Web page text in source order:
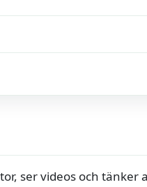
ser videos och